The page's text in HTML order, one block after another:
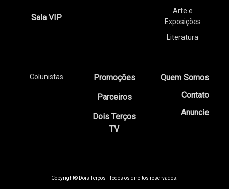
Sala VIP
Arte e
Exposições
Literatura
Colunistas
Promoções
Parceiros
Dois Terços
TV
Quem Somos
Contato
Anuncie
Copyright© Dois Terços - Todos os direitos reservados.